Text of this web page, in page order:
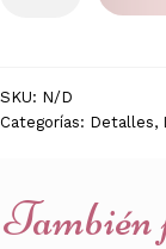
cantidad
SKU: N/D
Categorías: Detalles,
También